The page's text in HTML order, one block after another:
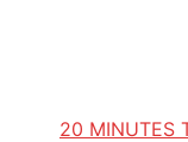
20 MINUTES